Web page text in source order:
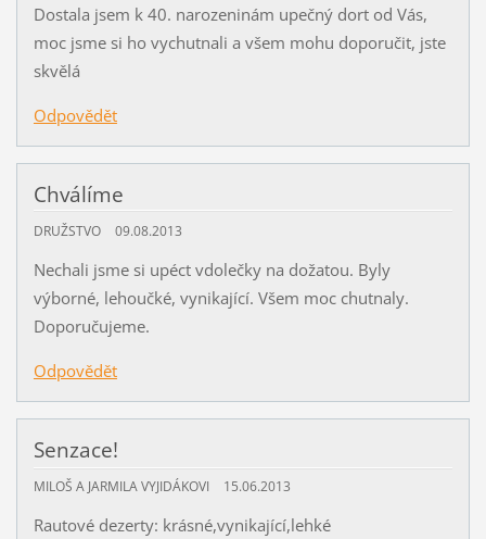
Dostala jsem k 40. narozeninám upečný dort od Vás,
moc jsme si ho vychutnali a všem mohu doporučit, jste
skvělá
Odpovědět
Chválíme
DRUŽSTVO 09.08.2013
Nechali jsme si upéct vdolečky na dožatou. Byly
výborné, lehoučké, vynikající. Všem moc chutnaly.
Doporučujeme.
Odpovědět
Senzace!
MILOŠ A JARMILA VYJIDÁKOVI 15.06.2013
Rautové dezerty: krásné,vynikající,lehké